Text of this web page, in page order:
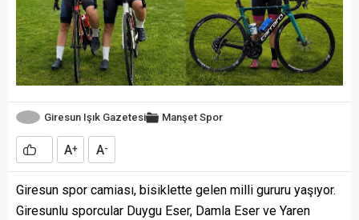
Giresun Işık Gazetesi Manşet Spor
A+ A-
Giresun spor camiası, bisiklette gelen milli gururu yaşıyor.
Giresunlu sporcular Duygu Eser, Damla Eser ve Yaren